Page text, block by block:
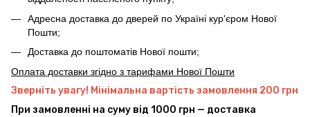
Адресна доставка до дверей по Україні кур'єром Нової
Пошти;
Доставка до поштоматів Нової пошти;
Оплата доставки згідно з тарифами Нової Пошти
Зверніть увагу! Мінімальна вартість замовлення 200 грн
При замовленні на суму від 1000 грн — доставка